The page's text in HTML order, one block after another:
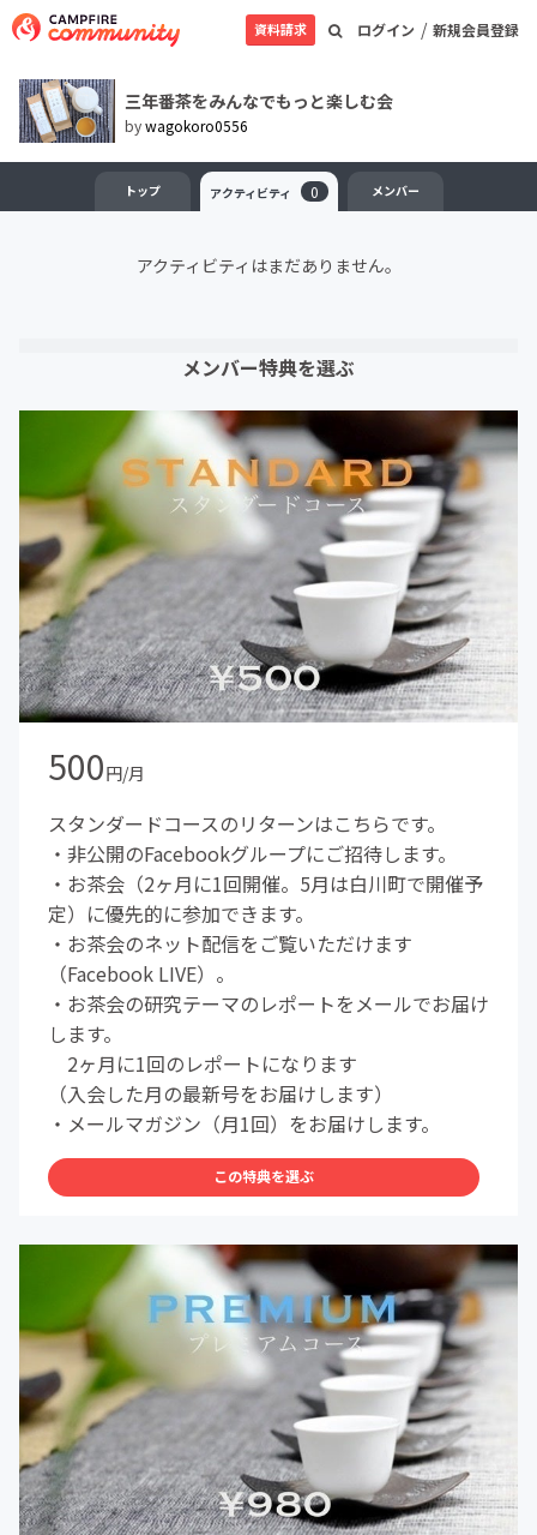
ログイン / 新規会員登録
資料請求
三年番茶をみんなでもっと楽しむ会
bywagokoro0556
トップ アクティビティ 0 メンバー
アクティビティはまだありません。
メンバー特典を選ぶ
500円/月
スタンダードコースのリターンはこちらです。
・非公開のFacebookグループにご招待します。
・お茶会（2ヶ月に1回開催。5月は白川町で開催予
定）に優先的に参加できます。
・お茶会のネット配信をご覧いただけます
（Facebook LIVE）。
・お茶会の研究テーマのレポートをメールでお届け
します。
2ヶ月に1回のレポートになります
（入会した月の最新号をお届けします）
・メールマガジン（月1回）をお届けします。
この特典を選ぶ